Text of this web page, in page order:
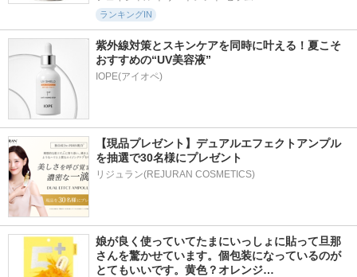
ランキングIN
紫外線対策とスキンケアを同時に叶える！夏こそ
おすすめの“UV美容液”
IOPE(アイオペ)
【現品プレゼント】デュアルエフェクトアンプル
を抽選で30名様にプレゼント
リジュラン(REJURAN COSMETICS)
娘が良く使っていてたまにいっしょに貼って旦那
さんを驚かせています。個包装になっているのが
とてもいいです。黄色？オレンジ…